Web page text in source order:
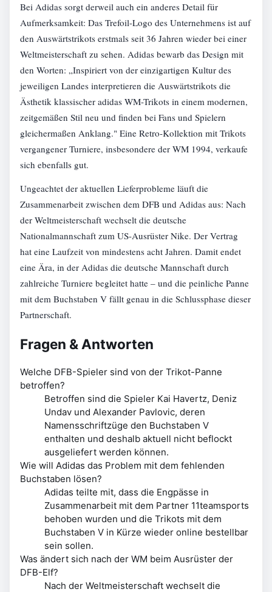
Bei Adidas sorgt derweil auch ein anderes Detail für
Aufmerksamkeit: Das Trefoil-Logo des Unternehmens ist auf
den Auswärtstrikots erstmals seit 36 Jahren wieder bei einer
Weltmeisterschaft zu sehen. Adidas bewarb das Design mit
den Worten: „Inspiriert von der einzigartigen Kultur des
jeweiligen Landes interpretieren die Auswärtstrikots die
Ästhetik klassischer adidas WM-Trikots in einem modernen,
zeitgemäßen Stil neu und finden bei Fans und Spielern
gleichermaßen Anklang." Eine Retro-Kollektion mit Trikots
vergangener Turniere, insbesondere der WM 1994, verkaufe
sich ebenfalls gut.
Ungeachtet der aktuellen Lieferprobleme läuft die
Zusammenarbeit zwischen dem DFB und Adidas aus: Nach
der Weltmeisterschaft wechselt die deutsche
Nationalmannschaft zum US-Ausrüster Nike. Der Vertrag
hat eine Laufzeit von mindestens acht Jahren. Damit endet
eine Ära, in der Adidas die deutsche Mannschaft durch
zahlreiche Turniere begleitet hatte – und die peinliche Panne
mit dem Buchstaben V fällt genau in die Schlussphase dieser
Partnerschaft.
Fragen & Antworten
Welche DFB-Spieler sind von der Trikot-Panne
betroffen?
Betroffen sind die Spieler Kai Havertz, Deniz
Undav und Alexander Pavlovic, deren
Namensschriftzüge den Buchstaben V
enthalten und deshalb aktuell nicht beflockt
ausgeliefert werden können.
Wie will Adidas das Problem mit dem fehlenden
Buchstaben lösen?
Adidas teilte mit, dass die Engpässe in
Zusammenarbeit mit dem Partner 11teamsports
behoben wurden und die Trikots mit dem
Buchstaben V in Kürze wieder online bestellbar
sein sollen.
Was ändert sich nach der WM beim Ausrüster der
DFB-Elf?
Nach der Weltmeisterschaft wechselt die